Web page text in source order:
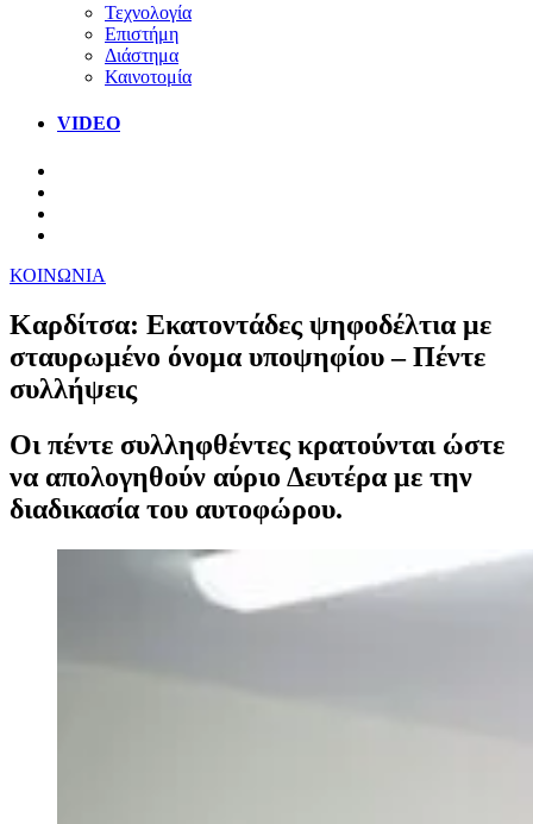
Τεχνολογία
Επιστήμη
Διάστημα
Καινοτομία
VIDEO
ΚΟΙΝΩΝΙΑ
Καρδίτσα: Εκατοντάδες ψηφοδέλτια με
σταυρωμένο όνομα υποψηφίου – Πέντε
συλλήψεις
Οι πέντε συλληφθέντες κρατούνται ώστε
να απολογηθούν αύριο Δευτέρα με την
διαδικασία του αυτοφώρου.